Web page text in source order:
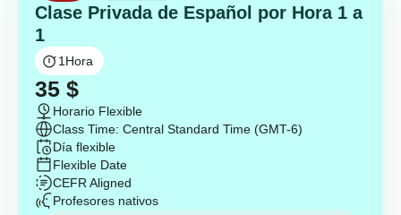
Clase Privada de Español por Hora 1 a
1
1 Hora
35 $
Horario Flexible
Class Time: Central Standard Time (GMT-6)
Día flexible
Flexible Date
CEFR Aligned
Profesores nativos